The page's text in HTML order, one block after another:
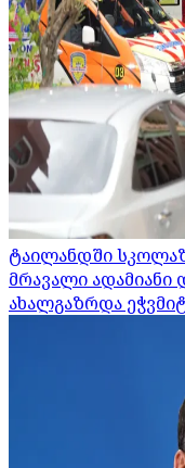
ტაილანდში
მრავალი ადამიანი
ახალგაზრდა